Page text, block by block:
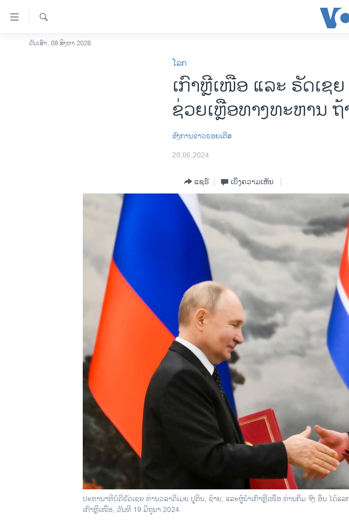
ລິ້ງ
ສຳຫລັບ
ໂຮມເພຈ
ຄົ້ນຫາ
ວັນເສົາ, 08 ສິງຫາ 2026
ໂລກ
ເກົາຫຼີເໜືອ ແລະ ຣັດເຊ
ຊ່ວຍເຫຼືອທາງທະຫານ
ອົງການຂ່າວຣອຍເຕີສ
20,06,2024
ແຊຣ໌ ເບິ່ງຄວາມເຫັນ
ປະທານາທິບໍດີຣັດເຊຍ ທ່ານວລາດີເມຍ ປູຕິນ, ຊ້າຍ, ແລະຜູ້ນໍາເກົາຫຼີເໜືອ ທ່ານກິມ ຈົງ ອຶນ ໄດ້ແ
ເກົາຫຼີເໜືອ, ວັນທີ 19 ມິຖຸນາ 2024.